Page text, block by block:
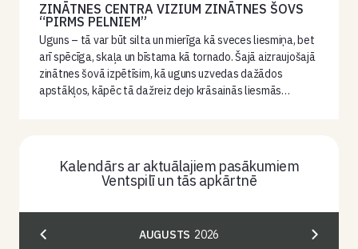
ZINĀTNES CENTRA VIZIUM ZINĀTNES ŠOVS
“PIRMS PELNIEM”
Uguns – tā var būt silta un mierīga kā sveces liesmiņa, bet
arī spēcīga, skaļa un bīstama kā tornado. Šajā aizraujošajā
zinātnes šovā izpētīsim, kā uguns uzvedas dažādos
apstākļos, kāpēc tā dažreiz dejo krāsainās liesmās…
Kalendārs ar aktuālajiem pasākumiem
Ventspilī un tās apkārtnē
AUGUSTS 2026